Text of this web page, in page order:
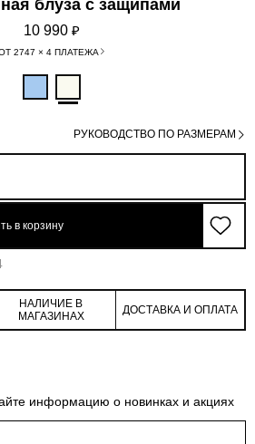
блуза с защипами
10 990 ₽
2747 × 4 ПЛАТЕЖА
РУКОВОДСТВО ПО РАЗМЕРАМ
в корзину
помогут более точно выбрать подходящий
НАЛИЧИЕ В
МАГАЗИНАХ
ДОСТАВКА И ОПЛАТА
информацию о новинках и акциях